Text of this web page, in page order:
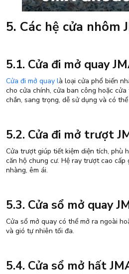
5. Các hệ cửa nhôm
5.1. Cửa đi mở quay
Cửa đi mở quay là loại cửa phổ biến
cho cửa chính, cửa ban công hoặc
chắn, sang trọng, dễ sử dụng và có
5.2. Cửa đi mở trượt
Cửa trượt giúp tiết kiệm diện tích, phù
căn hộ chung cư. Hệ ray trượt cao cấp
nhàng, êm ái.
5.3. Cửa sổ mở quay
Cửa sổ mở quay có thể mở ra ngoài
và gió tự nhiên tối đa.
5.4. Cửa sổ mở hất